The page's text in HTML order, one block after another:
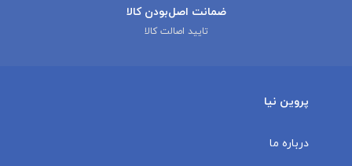
ضمانت اصل‌بودن کالا
تایید اصالت کالا
پروین نیا
درباره ما